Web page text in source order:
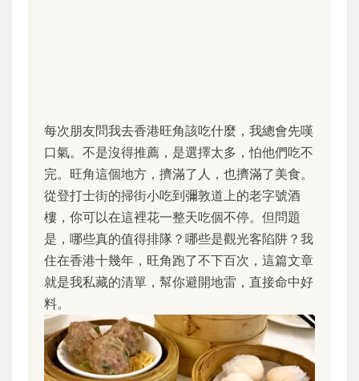
每次朋友問我去香港旺角該吃什麼，我總會先嘆
口氣。不是沒得推薦，是選擇太多，怕他們吃不
完。旺角這個地方，擠滿了人，也擠滿了美食。
從登打士街的掃街小吃到彌敦道上的老字號酒
樓，你可以在這裡花一整天吃個不停。但問題
是，哪些真的值得排隊？哪些是觀光客陷阱？我
住在香港十幾年，旺角跑了不下百次，這篇文章
就是我私藏的清單，幫你避開地雷，直接命中好
料。